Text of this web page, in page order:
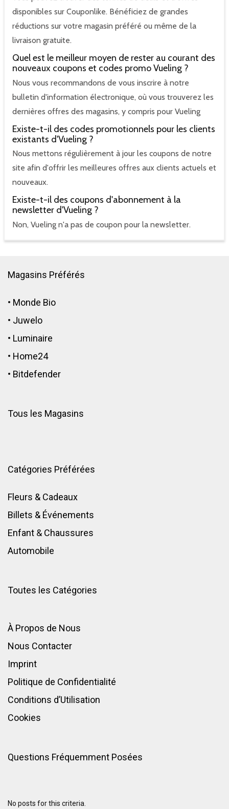
disponibles sur Couponlike. Bénéficiez de grandes
réductions sur votre magasin préféré ou même de la
livraison gratuite.
Quel est le meilleur moyen de rester au courant des
nouveaux coupons et codes promo Vueling ?
Nous vous recommandons de vous inscrire à notre
bulletin d'information électronique, où vous trouverez les
dernières offres des magasins, y compris pour Vueling
Existe-t-il des codes promotionnels pour les clients
existants d'Vueling ?
Nous mettons régulièrement à jour les coupons de notre
site afin d'offrir les meilleures offres aux clients actuels et
nouveaux.
Existe-t-il des coupons d'abonnement à la
newsletter d'Vueling ?
Non, Vueling n'a pas de coupon pour la newsletter.
Magasins Préférés
• Monde Bio
• Juwelo
• Luminaire
• Home24
• Bitdefender
Tous les Magasins
Catégories Préférées
Fleurs & Cadeaux
Billets & Événements
Enfant & Chaussures
Automobile
Toutes les Catégories
À Propos de Nous
Nous Contacter
Imprint
Politique de Confidentialité
Conditions d’Utilisation
Cookies
Questions Fréquemment Posées
No posts for this criteria.